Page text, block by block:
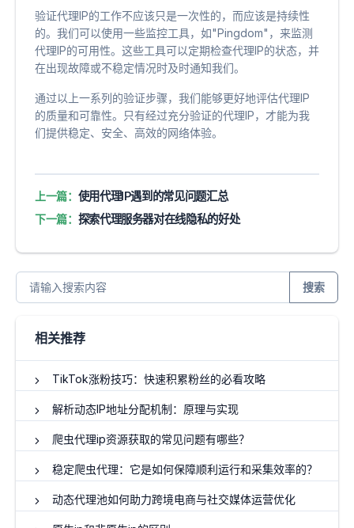
验证代理IP的工作不应该只是一次性的，而应该是持续性
的。我们可以使用一些监控工具，如"Pingdom"，来监测
代理IP的可用性。这些工具可以定期检查代理IP的状态，并
在出现故障或不稳定情况时及时通知我们。
通过以上一系列的验证步骤，我们能够更好地评估代理IP
的质量和可靠性。只有经过充分验证的代理IP，才能为我
们提供稳定、安全、高效的网络体验。
上一篇： 使用代理IP遇到的常见问题汇总
下一篇： 探索代理服务器对在线隐私的好处
搜索
相关推荐
TikTok涨粉技巧：快速积累粉丝的必看攻略
解析动态IP地址分配机制：原理与实现
爬虫代理ip资源获取的常见问题有哪些？
稳定爬虫代理：它是如何保障顺利运行和采集效率的？
动态代理池如何助力跨境电商与社交媒体运营优化